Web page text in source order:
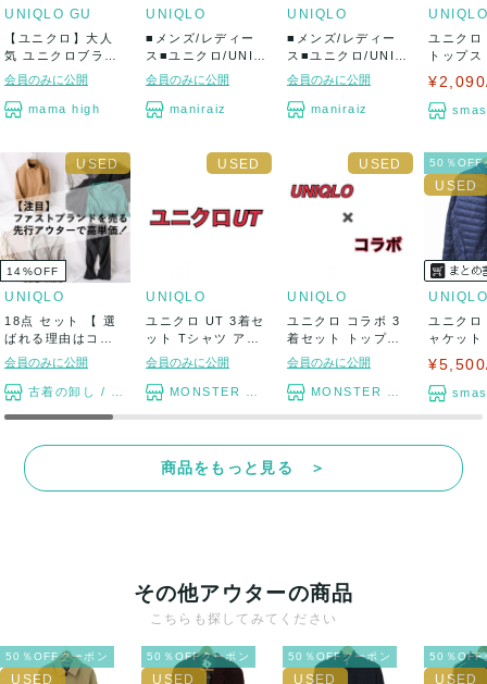
UNIQLO GU
【ユニクロ】大人
気 ユニクロブラン
ドコラボ UNI...
会員のみに公開
mama high
UNIQLO
■メンズ/レディー
ス■ユニクロ/UNIQ
LO ウ...
会員のみに公開
maniraiz
UNIQLO
■メンズ/レディー
ス■ユニクロ/UNIQ
LO シー...
会員のみに公開
maniraiz
UNIQLO
ユニク
トップ
14%OFF
UNIQLO
18点 セット 【 選
ばれる理由はコレ!
】 ファ...
会員のみに公開
古着の卸し / 無色透明
UNIQLO
ユニクロ UT 3着セ
ット Tシャツ アニ
メT ム...
会員のみに公開
MONSTER TYM
UNIQLO
ユニクロ コラボ 3
着セット トップス
ボトムス ...
会員のみに公開
MONSTER TYM
50％OFF
UNIQLO
ユニク
ャケット
商品をもっと見る ＞
その他アウターの商品
こちらも探してみてください
50％OFFクーポン 50％OFFクーポン 50％OFFクーポン 50％OFF